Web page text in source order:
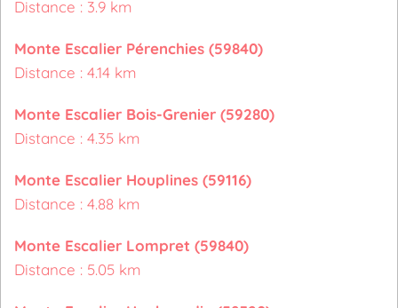
Distance : 3.9 km
Monte Escalier Pérenchies (59840)
Distance : 4.14 km
Monte Escalier Bois-Grenier (59280)
Distance : 4.35 km
Monte Escalier Houplines (59116)
Distance : 4.88 km
Monte Escalier Lompret (59840)
Distance : 5.05 km